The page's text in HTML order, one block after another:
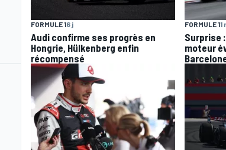
FORMULE 16 j
Audi confirme ses progrès en
Hongrie, Hülkenberg enfin
récompensé
FORMULE 11
Surprise
moteur